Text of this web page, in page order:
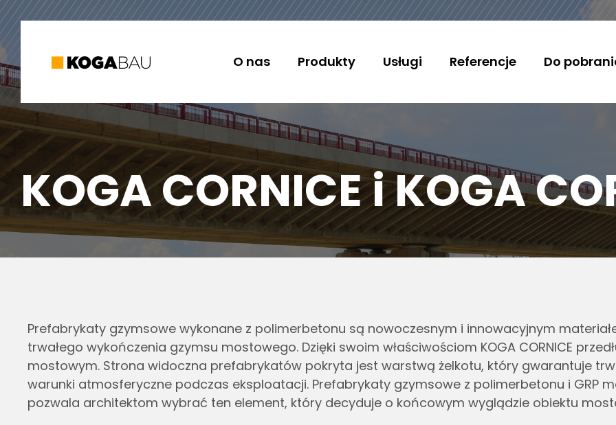
O nas Produkty Usługi Referencje Do
KOGA CORNICE i KOGA
Prefabrykaty gzymsowe wykonane z polimerbetonu są nowoczesnym i innowacyjnym
trwałego wykończenia gzymsu mostowego. Dzięki swoim właściwościom KOGA CORNICE
mostowym. Strona widoczna prefabrykatów pokryta jest warstwą żelkotu, który gwarantuje
warunki atmosferyczne podczas eksploatacji. Prefabrykaty gzymsowe z polimerbetonu i GRP
pozwala architektom wybrać ten element, który decyduje o końcowym wyglądzie obiektu